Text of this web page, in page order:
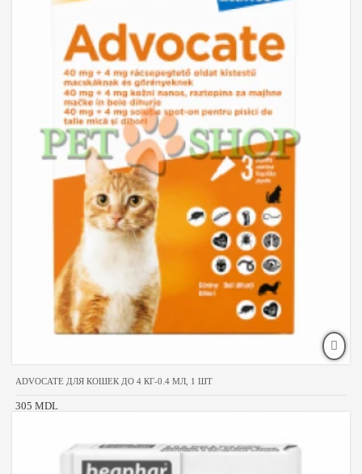
ADVOCATE ДЛЯ КОШЕК ДО 4 КГ-0.4 МЛ, 1 ШТ
305 MDL